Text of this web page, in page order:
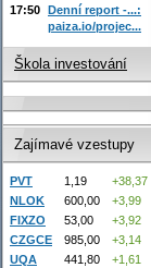
17:50 Denní report -...:
paiza.io/projec...
Škola investování
Zajímavé vzestupy
PVT 1,19
+38,37
NLOK
600,00
+3,99
FIXZO
53,00
+3,92
CZGCE
985,00
+3,14
UQA
441,80 +1,61